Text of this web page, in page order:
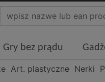
Gry bez prądu
Art. plastyczne Nerki